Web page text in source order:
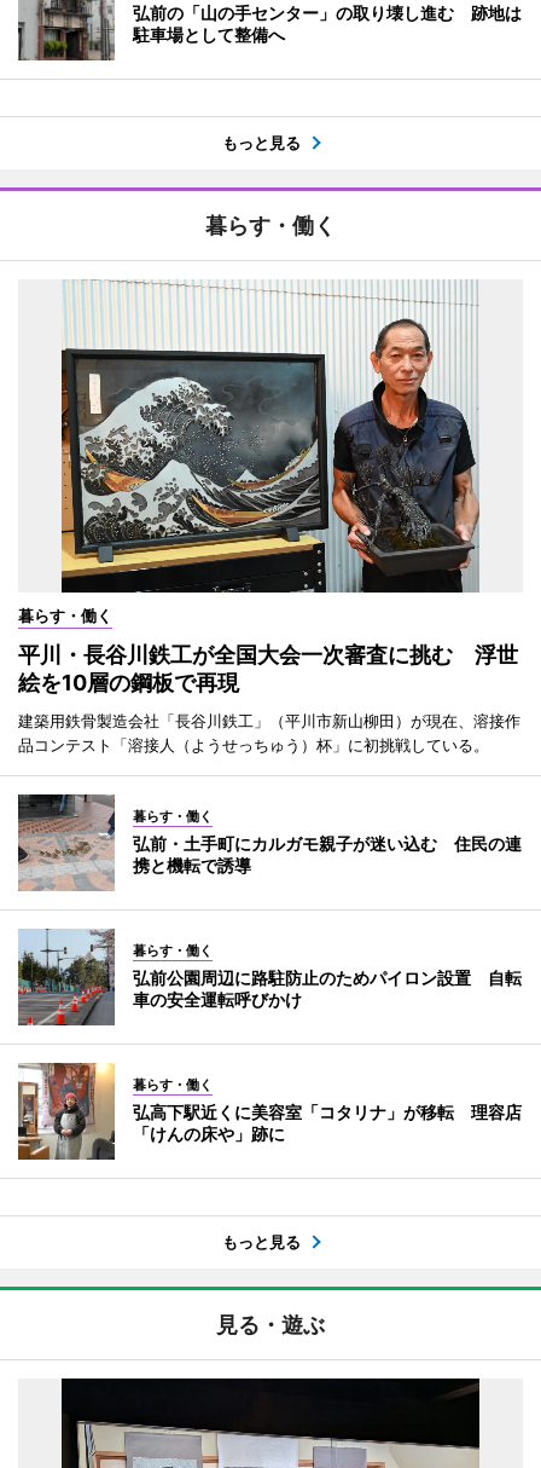
弘前の「山の手センター」の取り壊し進む 跡地は
駐車場として整備へ
もっと見る
暮らす・働く
暮らす・働く
平川・長谷川鉄工が全国大会一次審査に挑む 浮世
絵を10層の鋼板で再現
建築用鉄骨製造会社「長谷川鉄工」（平川市新山柳田）が現在、溶接作
品コンテスト「溶接人（ようせっちゅう）杯」に初挑戦している。
暮らす・働く
弘前・土手町にカルガモ親子が迷い込む 住民の連
携と機転で誘導
暮らす・働く
弘前公園周辺に路駐防止のためパイロン設置 自転
車の安全運転呼びかけ
暮らす・働く
弘高下駅近くに美容室「コタリナ」が移転 理容店
「けんの床や」跡に
もっと見る
見る・遊ぶ